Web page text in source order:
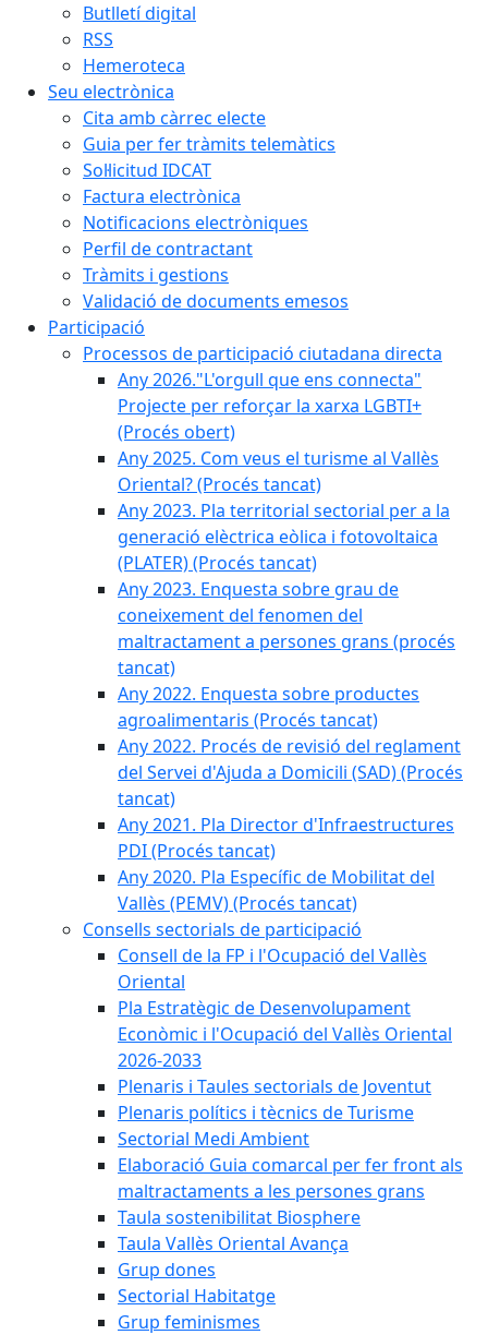
Butlletí digital
RSS
Hemeroteca
Seu electrònica
Cita amb càrrec electe
Guia per fer tràmits telemàtics
Sol·licitud IDCAT
Factura electrònica
Notificacions electròniques
Perfil de contractant
Tràmits i gestions
Validació de documents emesos
Participació
Processos de participació ciutadana directa
Any 2026."L'orgull que ens connecta"
Projecte per reforçar la xarxa LGBTI+
(Procés obert)
Any 2025. Com veus el turisme al Vallès
Oriental? (Procés tancat)
Any 2023. Pla territorial sectorial per a la
generació elèctrica eòlica i fotovoltaica
(PLATER) (Procés tancat)
Any 2023. Enquesta sobre grau de
coneixement del fenomen del
maltractament a persones grans (procés
tancat)
Any 2022. Enquesta sobre productes
agroalimentaris (Procés tancat)
Any 2022. Procés de revisió del reglament
del Servei d'Ajuda a Domicili (SAD) (Procés
tancat)
Any 2021. Pla Director d'Infraestructures
PDI (Procés tancat)
Any 2020. Pla Específic de Mobilitat del
Vallès (PEMV) (Procés tancat)
Consells sectorials de participació
Consell de la FP i l'Ocupació del Vallès
Oriental
Pla Estratègic de Desenvolupament
Econòmic i l'Ocupació del Vallès Oriental
2026-2033
Plenaris i Taules sectorials de Joventut
Plenaris polítics i tècnics de Turisme
Sectorial Medi Ambient
Elaboració Guia comarcal per fer front als
maltractaments a les persones grans
Taula sostenibilitat Biosphere
Taula Vallès Oriental Avança
Grup dones
Sectorial Habitatge
Grup feminismes